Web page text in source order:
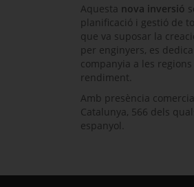
Aquesta nova inversió
planificació i gestió de
que va suposar la
per enginyers, es
companyia a les
rendiment.
Amb presència
Catalunya, 566 dels
espanyol.